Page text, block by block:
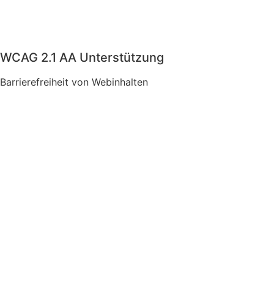
WCAG 2.1 AA Unterstützung
Barrierefreiheit von Webinhalten